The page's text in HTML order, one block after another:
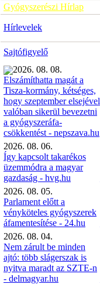
Gyógyszerészi Hírlap
Hírlevelek
Sajtófigyelő
2026. 08. 08.
Elszámíthatta magát a
Tisza-kormány, kétséges,
hogy szeptember elsejével
valóban sikerül bevezetni
a gyógyszeráfa-
csökkentést - nepszava.hu
2026. 08. 06.
Így kapcsolt takarékos
üzemmódra a magyar
gazdaság - hvg.hu
2026. 08. 05.
Parlament előtt a
vényköteles gyógyszerek
áfamentesítése - 24.hu
2026. 08. 04.
Nem zárult be minden
ajtó: több slágerszak is
nyitva maradt az SZTE-n
- delmagyar.hu